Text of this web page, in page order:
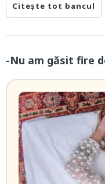
Citește tot bancul
-Nu am găsit fire